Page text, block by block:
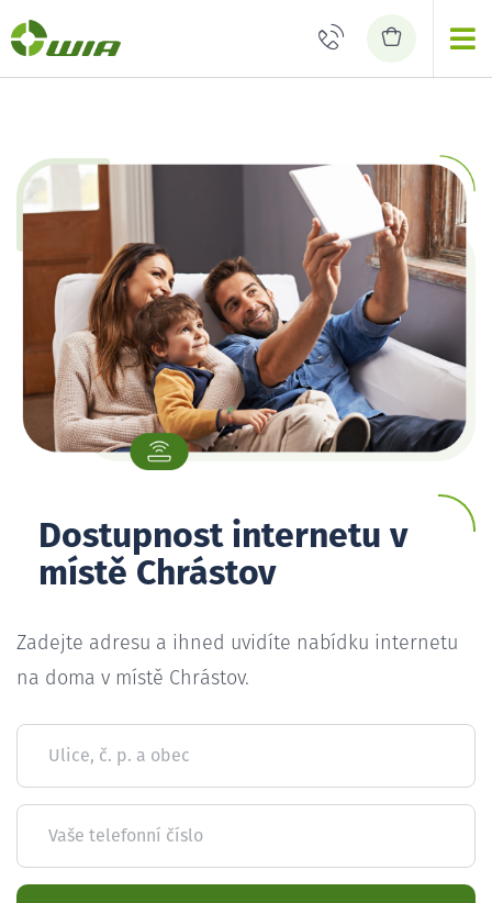
Dostupnost internetu v
místě Chrástov
Zadejte adresu a ihned uvidíte nabídku internetu
na doma v místě Chrástov.
Ulice, č. p. a obec
Vaše telefonní číslo